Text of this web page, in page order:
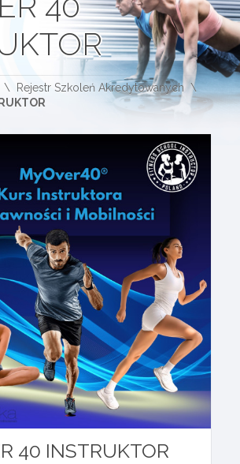
Rejestr Szkoleń Akredytowanych
40 INSTRUKTOR